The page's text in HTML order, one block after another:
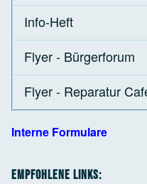
Info-Heft
Flyer - Bürgerforum
Flyer - Reparatur
Interne Formulare
Empfohlene Links: